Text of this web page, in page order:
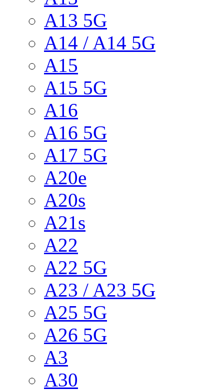
A13 5G
A14 / A14 5G
A15
A15 5G
A16
A16 5G
A17 5G
A20e
A20s
A21s
A22
A22 5G
A23 / A23 5G
A25 5G
A26 5G
A3
A30